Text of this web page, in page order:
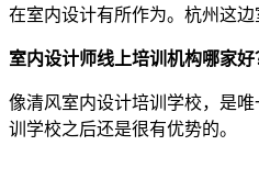
在室内设计有所作为。杭州这
室内设计师线上培训机构哪家好
像清风室内设计培训学校，是
训学校之后还是很有优势的。